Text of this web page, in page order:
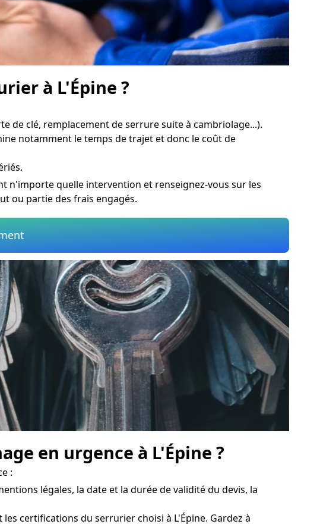
à L'Épine ?
de clé, remplacement de serrure suite à cambriolage...).
notamment le temps de trajet et donc le coût de
n'importe quelle intervention et renseignez-vous sur les
ou partie des frais engagés.
en urgence à L'Épine ?
:
légales, la date et la durée de validité du devis, la
certifications du serrurier choisi à L'Épine. Gardez à